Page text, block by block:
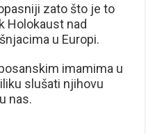
zato što je to
Holokaust nad
u Europi.
imamima u
slušati njihovu
nas.